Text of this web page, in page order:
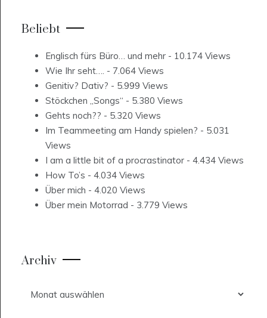
Beliebt
Englisch fürs Büro… und mehr - 10.174 Views
Wie Ihr seht…. - 7.064 Views
Genitiv? Dativ? - 5.999 Views
Stöckchen „Songs“ - 5.380 Views
Gehts noch?? - 5.320 Views
Im Teammeeting am Handy spielen? - 5.031
Views
I am a little bit of a procrastinator - 4.434 Views
How To’s - 4.034 Views
Über mich - 4.020 Views
Über mein Motorrad - 3.779 Views
Archiv